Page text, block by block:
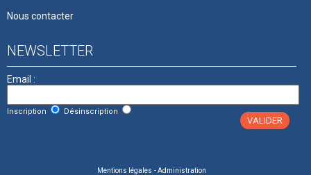
Nous contacter
NEWSLETTER
Email :
Inscription Désinscription
Mentions légales - Administration